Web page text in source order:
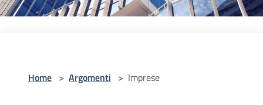
Home > Argomenti > Imprese